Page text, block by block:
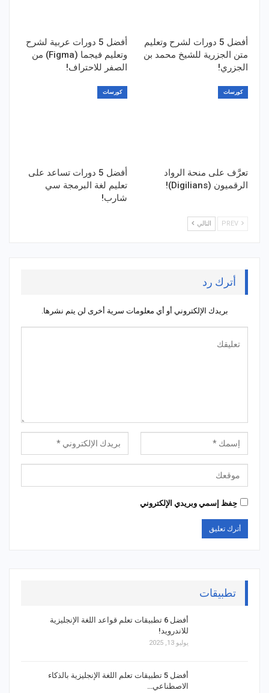
أفضل 5 دورات لشرح وتعليم
متن الجزرية للشيخ محمد بن
الجزري!
أفضل 5 دورات عربية لشرح
وتعليم فيجما (Figma) من
الصفر للاحتراف!
كورسات
تعرَّف على منحة الرواد
الرقميون (Digilians)!
كورسات
أفضل 5 دورات تساعد على
تعليم لغة البرمجة سي
شارب!
التالي
أترك رد
بريدك الإلكتروني أو أي معلومات سرية أخرى لن يتم نشرها.
حِفظ إسمي وبريدي الإلكتروني
تطبيقات
أفضل 6 تطبيقات تعلم قواعد اللغة الإنجليزية
للاندرويد!
يوليو 13, 2025
أفضل 5 تطبيقات تعلم اللغة الإنجليزية بالذكاء
الاصطناعي…